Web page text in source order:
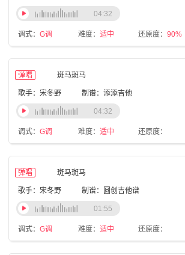
调式： G调 难度： 适中 还原度： 90%
04:32
弹唱 斑马斑马
歌手：宋冬野 制谱：添添吉他
调式： G调 难度： 适中 还原度：
04:32
弹唱 斑马斑马
歌手：宋冬野 制谱：圆创吉他谱
调式： G调 难度： 适中 还原度：
01:55